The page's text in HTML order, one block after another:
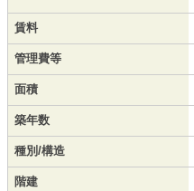
賃料
管理費等
面積
築年数
種別/構造
階建